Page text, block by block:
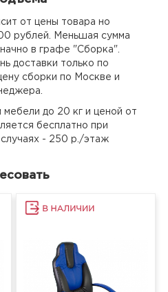
от цены товара но
рублей. Меньшая сумма
в графе "Сборка".
доставки только по
сборки по Москве и
мебели до 20 кг и ценой от
бесплатно при
случаях - 250 р./этаж